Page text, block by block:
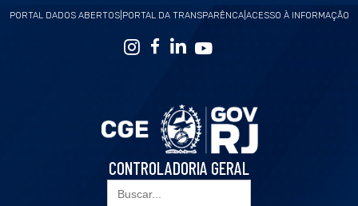
PORTAL DADOS ABERTOS| PORTAL DA TRANSPARÊNCA| ACESSO À INFORMAÇÃO
CONTROLADORIA GERAL
Search
for: